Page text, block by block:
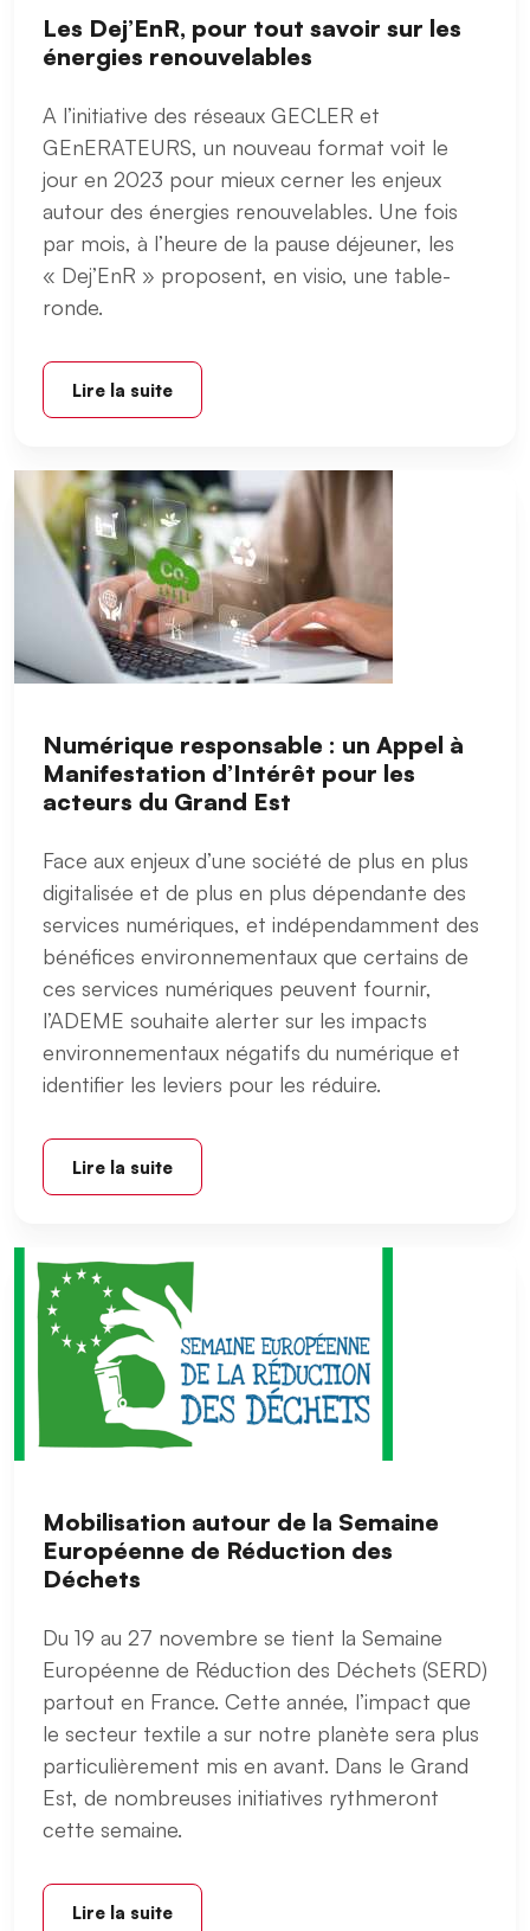
Les Dej’EnR, pour tout savoir sur les
énergies renouvelables
A l’initiative des réseaux GECLER et
GEnERATEURS, un nouveau format voit le
jour en 2023 pour mieux cerner les enjeux
autour des énergies renouvelables. Une fois
par mois, à l’heure de la pause déjeuner, les
« Dej’EnR » proposent, en visio, une table-
ronde.
Lire la suite
Numérique responsable : un Appel à
Manifestation d’Intérêt pour les
acteurs du Grand Est
Face aux enjeux d’une société de plus en plus
digitalisée et de plus en plus dépendante des
services numériques, et indépendamment des
bénéfices environnementaux que certains de
ces services numériques peuvent fournir,
l’ADEME souhaite alerter sur les impacts
environnementaux négatifs du numérique et
identifier les leviers pour les réduire.
Lire la suite
Mobilisation autour de la Semaine
Européenne de Réduction des
Déchets
Du 19 au 27 novembre se tient la Semaine
Européenne de Réduction des Déchets (SERD)
partout en France. Cette année, l’impact que
le secteur textile a sur notre planète sera plus
particulièrement mis en avant. Dans le Grand
Est, de nombreuses initiatives rythmeront
cette semaine.
Lire la suite